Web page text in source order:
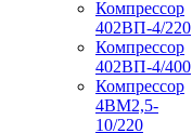
Компрессор
402ВП-4/220
Компрессор
402ВП-4/400
Компрессор
4ВМ2,5-
10/220